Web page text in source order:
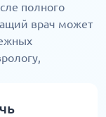
полного
врач может